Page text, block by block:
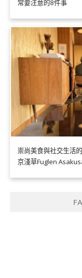
常要注意的8件事
崇尚美食與社交生活
京淺草Fuglen